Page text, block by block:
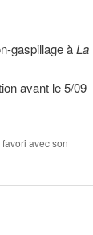
gaspillage àLa
avant le 5/09
avec son